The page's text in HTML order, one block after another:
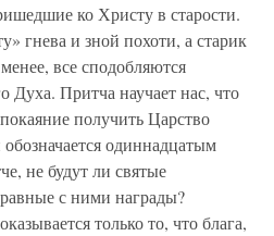
ко Христу в старости.
гнева и зной похоти, а старик
все сподобляются
Духа. Притча научает нас, что
получить Царство
одиннадцатым
не будут ли святые
с ними награды?
только то, что блага,